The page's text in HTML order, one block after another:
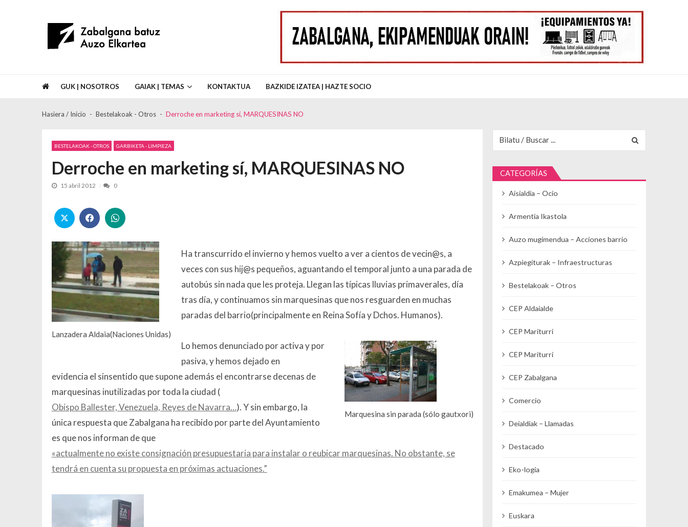
Asociación de Vecinos Zabalgana Batuz Auzo Elkartea
GUK | NOSOTROS GAIAK | TEMAS KONTAKTUA BAZKIDE IZATEA | HAZTE SOCIO
Hasiera / Inicio Bestelakoak - Otros Derroche en marketing sí, MARQUESINAS NO
BESTELAKOAK - OTROS GARBIKETA - LIMPIEZA
Derroche en marketing sí, MARQUESINAS NO
15 abril 2012 0
Lanzadera Aldaia(Naciones Unidas)
Ha transcurrido el invierno y hemos vuelto a ver a cientos de vecin@s, a
veces con sus hij@s pequeños, aguantando el temporal junto a una parada de
autobús sin nada que les proteja. Llegan las típicas lluvias primaverales, día
tras día, y continuamos sin marquesinas que nos resguarden en muchas
paradas del barrio(principalmente en Reina Sofía y Dchos. Humanos).
Marquesina sin parada (sólo gautxori)
Lo hemos denunciado por activa y por
pasiva, y hemos dejado en
evidencia el sinsentido que supone además el encontrarse decenas de
marquesinas inutilizadas por toda la ciudad (
Obispo Ballester, Venezuela, Reyes de Navarra…). Y sin embargo, la
única respuesta que Zabalgana ha recibido por parte del Ayuntamiento
es que nos informan de que
«actualmente no existe consignación presupuestaria para instalar o reubicar marquesinas. No obstante, se
tendrá en cuenta su propuesta en próximas actuaciones.”
CATEGORÍAS
Aisialdia – Ocio
Armentia Ikastola
Auzo mugimendua – Acciones barrio
Azpiegiturak – Infraestructuras
Bestelakoak – Otros
CEP Aldaialde
CEP Mariturri
CEP Mariturri
CEP Zabalgana
Comercio
Deialdiak – Llamadas
Destacado
Eko-logia
Emakumea – Mujer
Euskara